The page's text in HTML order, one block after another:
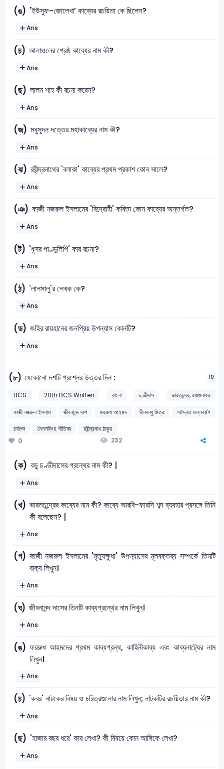
(ঙ) 'ইউসুফ-জোলেখা’ কাব্যের রচয়িতা কে ছিলেন?
Ans
(চ) আলাওলের শ্রেষ্ঠ কাব্যের নাম কী?
Ans
(ছ) লালন শাহ কী রচনা করেন?
Ans
(জ) মধুসূদন দত্তের মহাকাব্যের নাম কী?
Ans
(ঝ) রবীন্দ্রনাথের 'বলাকা' কাব্যের প্রথম প্রকাশ কোন সালে?
Ans
(ঞ) কাজী নজরুল ইসলামের 'বিদ্রোহী' কবিতা কোন কাব্যের অন্তর্গত?
Ans
(ট) 'ধূসর পাণ্ডুলিপি' কার রচনা?
Ans
(ঠ) 'লালসালু'র লেখক কে?
Ans
(ড) জহির রায়হানের জনপ্রিয় উপন্যাস কোনটি?
Ans
(৮) যেকোনাে দশটি প্রশ্নের উত্তর দিন : 10
BCS 20th BCS Written বাংলা চণ্ডীদাস
ভারতচন্দ্র, রায়গুনাকর
কাজী নজরুল ইসলাম
জীবনানন্দ দাশ ফররুখ আহমদ দীনবন্ধু মিত্র
অদ্বৈত মল্লবর্মণ
চর্যাপদ
মৈমনসিংহ গীতিকা
রবীন্দ্রনাথ ঠাকুর
0
232
(ক) বড়ু চণ্ডীদাসের গ্রন্থের নাম কী? |
Ans
(খ) ভারতচন্দ্রের কাব্যের নাম কী? কাব্যে আরবি-ফারসি শব্দ ব্যবহার প্রসঙ্গে তিনি
কী বলেছেন? |
Ans
(গ) কাজী নজরুল ইসলামের 'মৃত্যুক্ষুধা' উপন্যাসের মূলবক্তব্য সম্পর্কে তিনটি
বাক্য লিখুন।
Ans
(ঘ) জীবনানন্দ দাসের তিনটি কাব্যগ্রন্থের নাম লিখুন।
Ans
(ঙ) ফররুখ আহমদের প্রথম কাব্যগ্রন্থ, কাহিনীকাব্য এবং কাব্যনাট্যের নাম
লিখুন।
Ans
(চ) 'কবর' নাটকের বিষয় ও চরিত্রগুলাের নাম লিখুন; নাটকটির রচয়িতার নাম কী?
Ans
(ছ) 'হাজার বছর ধরে' কার লেখা? কী বিষয়ে কোন আঙ্গিকে লেখা?
Ans